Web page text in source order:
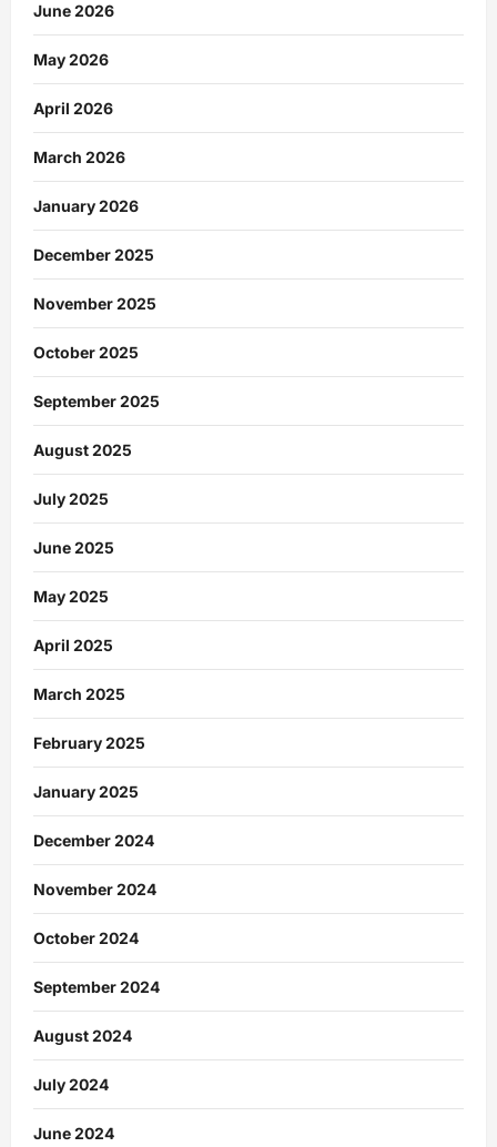
June 2026
May 2026
April 2026
March 2026
January 2026
December 2025
November 2025
October 2025
September 2025
August 2025
July 2025
June 2025
May 2025
April 2025
March 2025
February 2025
January 2025
December 2024
November 2024
October 2024
September 2024
August 2024
July 2024
June 2024